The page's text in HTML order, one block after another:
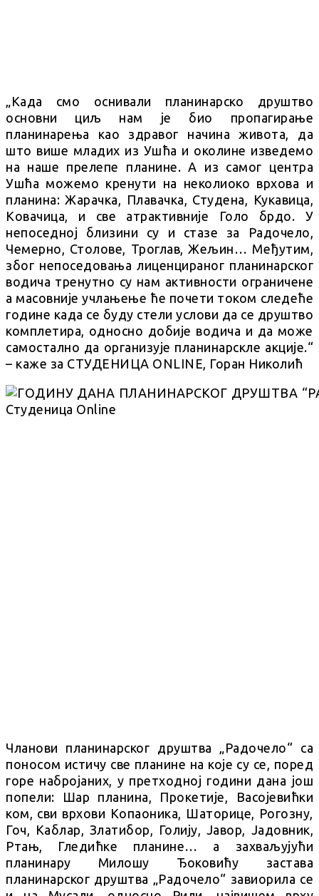
„Када смо оснивали планинарско друштво
основни циљ нам је био пропагирање
планинарења као здравог начина живота, да
што више младих из Ушћа и околине изведемо
на наше прелепе планине. А из самог центра
Ушћа можемо кренути на неколиоко врхова и
планина: Жарачка, Плавачка, Студена, Кукавица,
Ковачица, и све атрактивније Голо брдо. У
непоседној близини су и стазе за Радочело,
Чемерно, Столове, Троглав, Жељин… Међутим,
због непоседовања лиценцираног планинарског
водича тренутно су нам активности ограничене
а масовније учлањење ће почети током следеће
године када се буду стели услови да се друштво
комплетира, односно добије водича и да може
самостално да организује планинарскле акције.“
– каже за СТУДЕНИЦА ONLINE, Горан Николић
Чланови планинарског друштва „Радочело“ са
поносом истичу све планине на које су се, поред
горе набројаних, у претходној години дана још
попели: Шар планина, Прокетије, Васојевићки
ком, сви врхови Копаоника, Шаторице, Рогозну,
Гоч, Каблар, Златибор, Голију, Јавор, Јадовник,
Ртањ, Гледићке планине… а захваљујући
планинару Милошу Ђоковићу застава
планинарског друштва „Радочело“ завиорила се